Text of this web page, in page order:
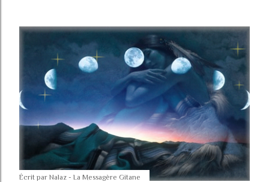
Écrit par Nalaz - La Messagère Gitane